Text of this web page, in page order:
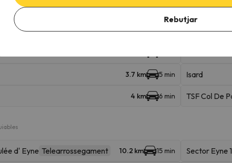
35 m TSF Du
157 m 2 min Area Font
3.7 km 5 min Isard
4 km 6 min TSF Col De
d' Eyne Telearrossegament 10.2 km 15 min Sector Eyne
Rebutjar